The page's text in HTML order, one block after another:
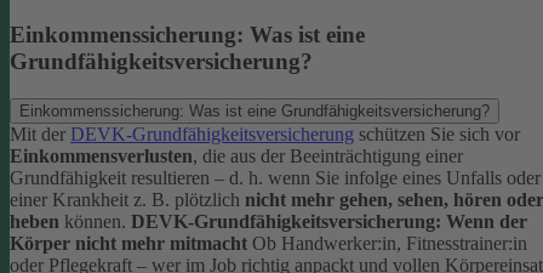
Einkommenssicherung: Was ist eine
Grundfähigkeitsversicherung?
Einkommenssicherung: Was ist eine Grundfähigkeitsversicherung?
Mit der DEVK-Grundfähigkeitsversicherung schützen Sie sich vor
Einkommensverlusten, die aus der Beeinträchtigung einer
Grundfähigkeit resultieren – d. h. wenn Sie infolge eines Unfalls oder
einer Krankheit z. B. plötzlich nicht mehr gehen, sehen, hören oder
heben können. DEVK-Grundfähigkeitsversicherung: Wenn der
Körper nicht mehr mitmacht Ob Handwerker:in, Fitnesstrainer:in
oder Pflegekraft – wer im Job richtig anpackt und vollen